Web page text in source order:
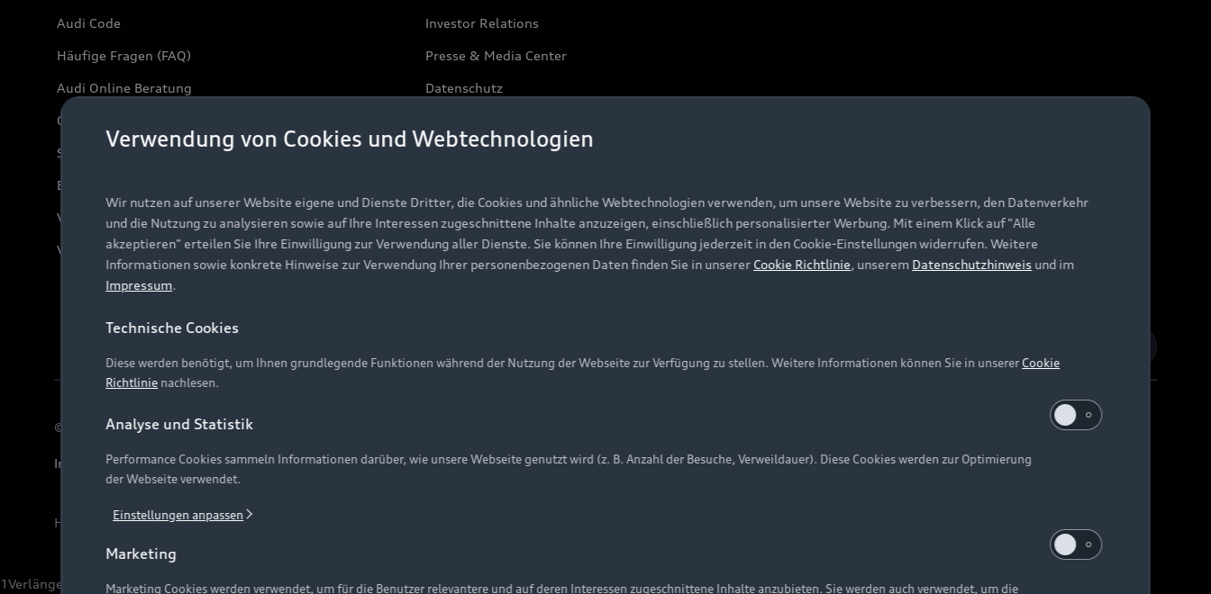
Audi Code
Häufige Fragen (FAQ)
Audi Online Beratung
Online-Terminvereinbarung
Servicekontakt
Bordbuch & Bedienungsanleitungen
Verträge kündigen
Vertrag widerrufen
Investor Relations
Presse & Media Center
Datenschutz
© 2026 AUDI AG. Alle Rechte vorbehalten
Impressum Rechtliches Hinweisgebersystem Datenschutzinformation Cookie-Einstellungen Cookie-Richtlinie Barrierefreiheit Digital Services Act
Hinweis: Die aktuelle Darstellung und Anordnung der Embleme am Fahrzeug bei allen Abbildungen auf dieser Webseite kann abweichen.
1Verlängerung vorbehalten.
Verwendung von Cookies und Webtechnologien
Wir nutzen auf unserer Website eigene und Dienste Dritter, die Cookies und ähnliche Webtechnologien verwenden, um unsere Website zu verbessern, den Datenverkehr
und die Nutzung zu analysieren sowie auf Ihre Interessen zugeschnittene Inhalte anzuzeigen, einschließlich personalisierter Werbung. Mit einem Klick auf "Alle
akzeptieren" erteilen Sie Ihre Einwilligung zur Verwendung aller Dienste. Sie können Ihre Einwilligung jederzeit in den Cookie-Einstellungen widerrufen. Weitere
Informationen sowie konkrete Hinweise zur Verwendung Ihrer personenbezogenen Daten finden Sie in unserer Cookie Richtlinie, unserem Datenschutzhinweis und im
Impressum.
Technische Cookies
Diese werden benötigt, um Ihnen grundlegende Funktionen während der Nutzung der Webseite zur Verfügung zu stellen. Weitere Informationen können Sie in unsererCookie
Richtlinie nachlesen.
Analyse und Statistik
Performance Cookies sammeln Informationen darüber, wie unsere Webseite genutzt wird (z. B. Anzahl der Besuche, Verweildauer). Diese Cookies werden zur Optimierung
der Webseite verwendet.
Einstellungen anpassen
Marketing
Marketing Cookies werden verwendet, um für die Benutzer relevantere und auf deren Interessen zugeschnittene Inhalte anzubieten. Sie werden auch verwendet, um die